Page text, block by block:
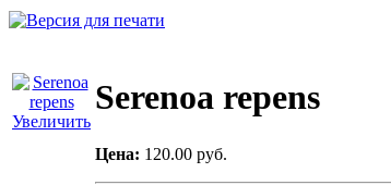
Увеличить
Serenoa repens
Цена: 120.00 руб.